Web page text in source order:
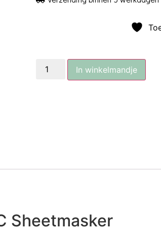
In winkelmandje
Sheetmasker